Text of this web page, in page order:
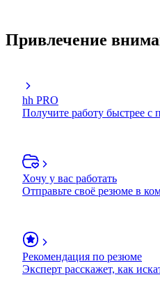
Привлечение
hh PRO
Получите работу быстрее
Хочу у вас работать
Отправьте своё резюме в
Рекомендация по резюме
Эксперт расскажет, как